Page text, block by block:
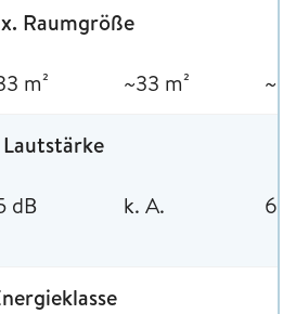
Raumgröße
m² ~33 m²
Lautstärke
dB k. A. 63